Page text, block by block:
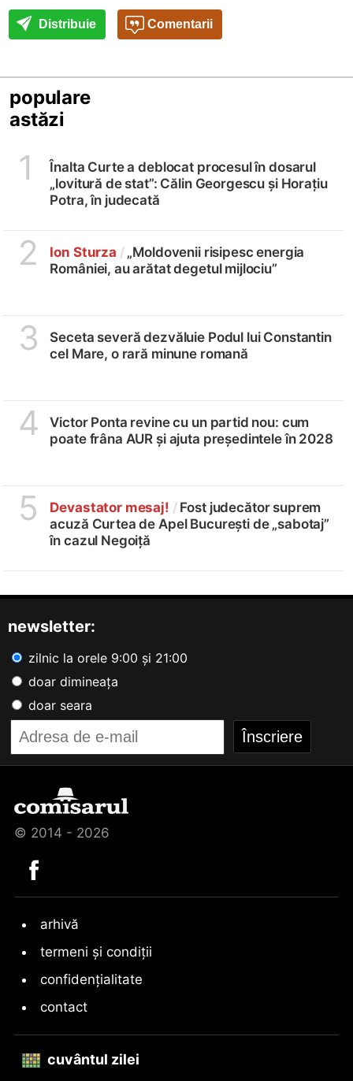
Distribuie Comentarii
populare
astăzi
1
Înalta Curte a deblocat procesul în dosarul
„lovitură de stat”: Călin Georgescu și Horațiu
Potra, în judecată
2 Ion Sturza /„Moldovenii risipesc energia
României, au arătat degetul mijlociu”
3
Seceta severă dezvăluie Podul lui Constantin
cel Mare, o rară minune romană
4
Victor Ponta revine cu un partid nou: cum
poate frâna AUR și ajuta președintele în 2028
5 Devastator mesaj! / Fost judecător suprem
acuză Curtea de Apel București de „sabotaj”
în cazul Negoiță
newsletter:
zilnic la orele 9:00 și 21:00
doar dimineața
doar seara
© 2014 - 2026
arhivă
termeni și condiții
confidențialitate
contact
cuvântul zilei